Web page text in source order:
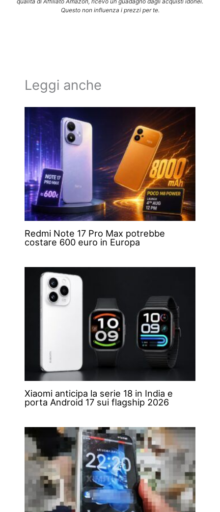
Questo non influenza i prezzi per te.
Leggi anche
Redmi Note 17 Pro Max potrebbe
costare 600 euro in Europa
Xiaomi anticipa la serie 18 in India e
porta Android 17 sui flagship 2026